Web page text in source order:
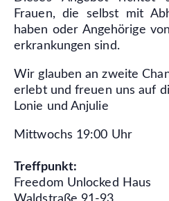
Frauen, die selbst mit
haben oder Angehörige
erkrankungen sind.
Wir glauben an zweite
erlebt und freuen uns auf
Lonie und Anjulie
Mittwochs 19:00 Uhr
Treffpunkt:
Freedom Unlocked Haus